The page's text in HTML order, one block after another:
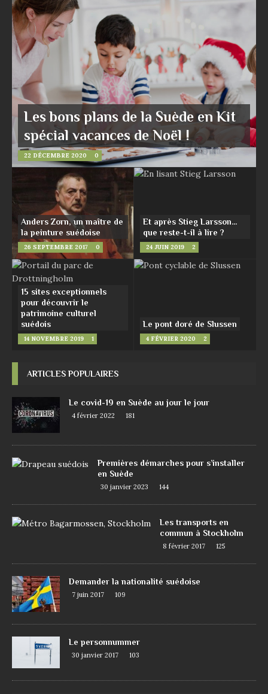
Les bons plans de la Suède en Kit
spécial vacances de Noël !
22 DÉCEMBRE 2020 0
Anders Zorn, un maître de
la peinture suédoise
26 SEPTEMBRE 2017 0
Et après Stieg Larsson…
que reste-t-il à lire ?
24 JUIN 2019 2
15 sites exceptionnels
pour découvrir le
patrimoine culturel
suédois
14 NOVEMBRE 2019 1
Le pont doré de Slussen
4 FÉVRIER 2020 2
ARTICLES POPULAIRES
Le covid-19 en Suède au jour le jour
4 février 2022 181
Premières démarches pour s’installer
en Suède
30 janvier 2023 144
Les transports en
commun à Stockholm
8 février 2017 125
Demander la nationalité suédoise
7 juin 2017 109
Le personnummer
30 janvier 2017 103